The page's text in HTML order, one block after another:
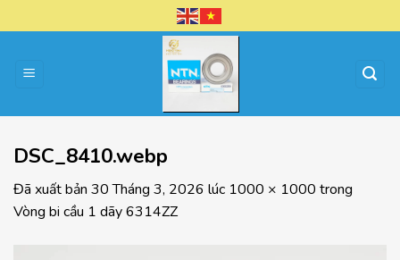
đến
dung
DSC_8410.webp
Đã xuất bản 30 Tháng 3, 2026 lúc 1000 × 1000 trong
Vòng bi cầu 1 dãy 6314ZZ